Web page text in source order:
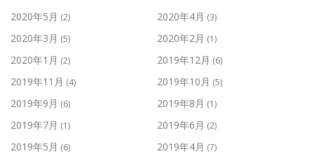
2020年5月 (2) 2020年4月 (3)
2020年3月 (5) 2020年2月 (1)
2020年1月 (2) 2019年12月 (6)
2019年11月 (4) 2019年10月 (5)
2019年9月 (6) 2019年8月 (1)
2019年7月 (1) 2019年6月 (2)
2019年5月 (6) 2019年4月 (7)